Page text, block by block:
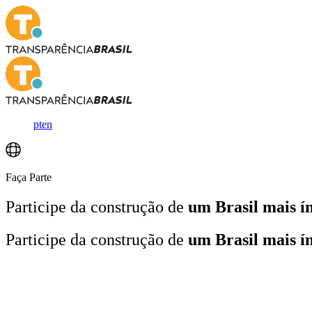
pten
Faça Parte
Participe da construção de um Brasil mais
Participe da construção de um Brasil mais